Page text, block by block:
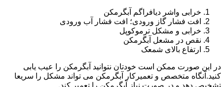
خرابی واشر دیافراگم آبگرمکن
افت فشار گاز ورودی؛ افت فشار آب ورودی
خرابی و مشکل ترموکوپل
نقص در مشعل آبگرمکن
ارتفاع بالای شمعک
در این صورت ممکن است خودتان نتوانید آبگرمکن را عیب یابی
کنید.آنگاه متخصص و تعمیرکار آبگرمکن می تواند مشکل را سریعا